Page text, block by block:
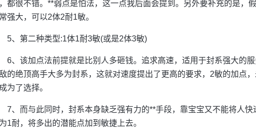
都很不错。**弱点是怕法，这一点我后面会提到。另外要补充的是，
强大，可以2体2耐1敏。
5、第二种类型:1体1耐3敏(或是2体3敏)
6、该加点法前提就是比别人多砸钱。追求高速，适用于封系强大的
的绝顶高手大多为封系，这就对速度提出了更高的要求，2敏的加点
为了选择。
7、而与此同时，封系本身缺乏强有力的**手段，靠宝宝又不能将人
1耐，将多出的潜能点加到敏捷上去。